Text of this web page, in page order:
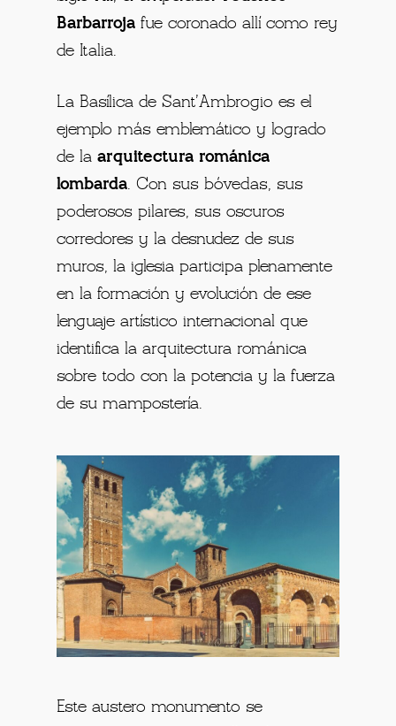
Barbarroja fue coronado allí como rey
de Italia.
La Basílica de Sant’Ambrogio es el
ejemplo más emblemático y logrado
de laarquitectura románica
lombarda. Con sus bóvedas, sus
poderosos pilares, sus oscuros
corredores y la desnudez de sus
muros, la iglesia participa plenamente
en la formación y evolución de ese
lenguaje artístico internacional que
identifica la arquitectura románica
sobre todo con la potencia y la fuerza
de su mampostería.
Este austero monumento se